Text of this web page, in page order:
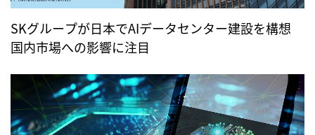
SKグループが日本でAIデータセンター建設を構想
国内市場への影響に注目